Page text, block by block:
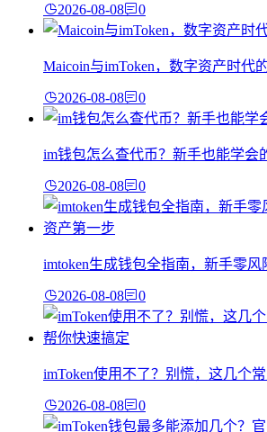
2026-08-08 0
Maicoin与imToken，数字资产时代
2026-08-08 0
im钱包怎么查代币？新手也能学会
2026-08-08 0
imtoken生成钱包全指南，新手零
2026-08-08 0
imToken使用不了？别慌，这几个
2026-08-08 0